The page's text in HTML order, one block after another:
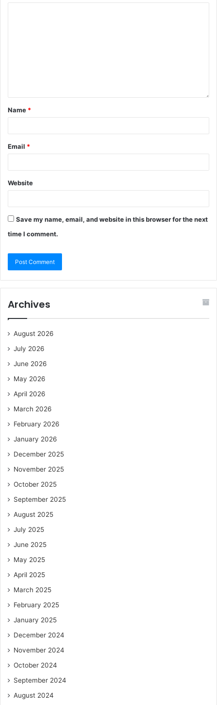
Name *
Email *
Website
Save my name, email, and website in this browser for the next
time I comment.
Archives
August 2026
July 2026
June 2026
May 2026
April 2026
March 2026
February 2026
January 2026
December 2025
November 2025
October 2025
September 2025
August 2025
July 2025
June 2025
May 2025
April 2025
March 2025
February 2025
January 2025
December 2024
November 2024
October 2024
September 2024
August 2024